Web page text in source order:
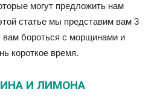
могут предложить нам
статье мы представим вам 3
вам бороться с морщинами и
короткое время.
И ЛИМОНА